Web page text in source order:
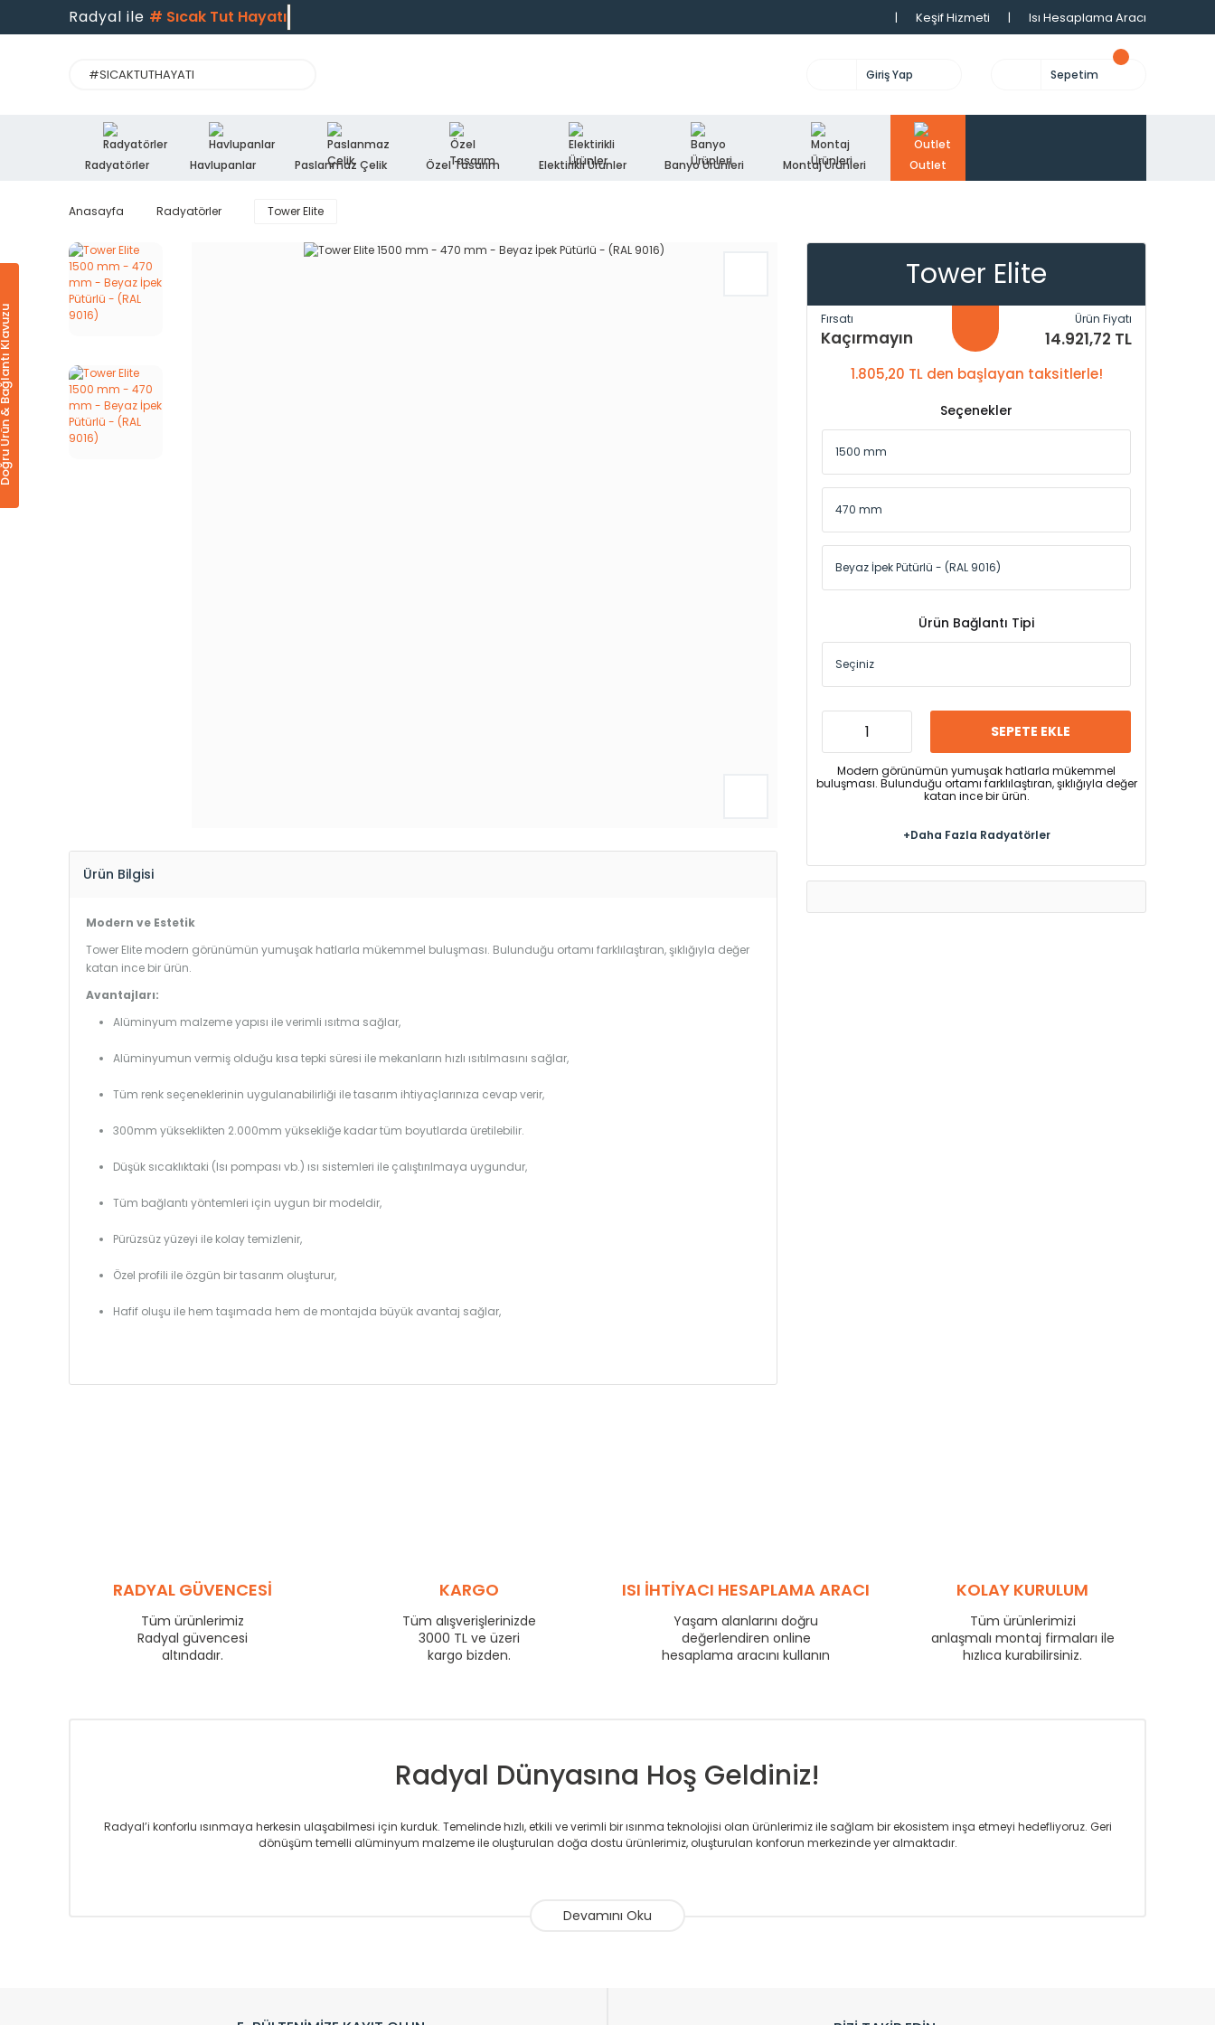
Radyal ile # Sıcak Tut Hayatı | Keşif Hizmeti | Isı Hesaplama Aracı
Giriş Yap Sepetim
Radyatörler Havlupanlar Paslanmaz Çelik Özel Tasarım Elektirikli Ürünler Banyo Ürünleri Montaj Ürünleri Outlet
Klavuzu
Anasayfa Radyatörler Tower Elite
Ürün Bilgisi
Modern ve Estetik
Tower Elite modern görünümün yumuşak hatlarla mükemmel buluşması. Bulunduğu ortamı farklılaştıran, şıklığıyla değer
katan ince bir ürün.
Avantajları:
Alüminyum malzeme yapısı ile verimli ısıtma sağlar,
Alüminyumun vermiş olduğu kısa tepki süresi ile mekanların hızlı ısıtılmasını sağlar,
Tüm renk seçeneklerinin uygulanabilirliği ile tasarım ihtiyaçlarınıza cevap verir,
300mm yükseklikten 2.000mm yüksekliğe kadar tüm boyutlarda üretilebilir.
Düşük sıcaklıktaki (Isı pompası vb.) ısı sistemleri ile çalıştırılmaya uygundur,
Tüm bağlantı yöntemleri için uygun bir modeldir,
Pürüzsüz yüzeyi ile kolay temizlenir,
Özel profili ile özgün bir tasarım oluşturur,
Hafif oluşu ile hem taşımada hem de montajda büyük avantaj sağlar,
Tower Elite
Fırsatı
Kaçırmayın
Ürün Fiyatı
14.921,72 TL
1.805,20 TL den başlayan taksitlerle!
Seçenekler
Ürün Bağlantı Tipi
SEPETE EKLE
Modern görünümün yumuşak hatlarla mükemmel
buluşması. Bulunduğu ortamı farklılaştıran, şıklığıyla değer
katan ince bir ürün.
+Daha Fazla Radyatörler
RADYAL GÜVENCESİ
Tüm ürünlerimiz
Radyal güvencesi
altındadır.
KARGO
Tüm alışverişlerinizde
3000 TL ve üzeri
kargo bizden.
ISI İHTİYACI HESAPLAMA ARACI
Yaşam alanlarını doğru
değerlendiren online
hesaplama aracını kullanın
KOLAY KURULUM
Tüm ürünlerimizi
anlaşmalı montaj firmaları ile
hızlıca kurabilirsiniz.
Radyal Dünyasına Hoş Geldiniz!
Radyal’i konforlu ısınmaya herkesin ulaşabilmesi için kurduk. Temelinde hızlı, etkili ve verimli bir ısınma teknolojisi olan ürünlerimiz ile sağlam bir ekosistem inşa etmeyi hedefliyoruz. Geri
dönüşüm temelli alüminyum malzeme ile oluşturulan doğa dostu ürünlerimiz, oluşturulan konforun merkezinde yer almaktadır.
Avrupa’ya yapmakta olduğu ihracat ile de ürünlerinde sadece tasarımın ön planda olmadığını aynı zamanda kalite olarak ta en üst seviyede olduğunu göstermiştir.
Klasik modellerimizin yanında, modern hatları ile de dikkat çeken tasarım radyatörlerimiz veülkemizdeki birçok elite projede tercih edilmekte, mimarların kişiselleştirilmiş çözümlerinde